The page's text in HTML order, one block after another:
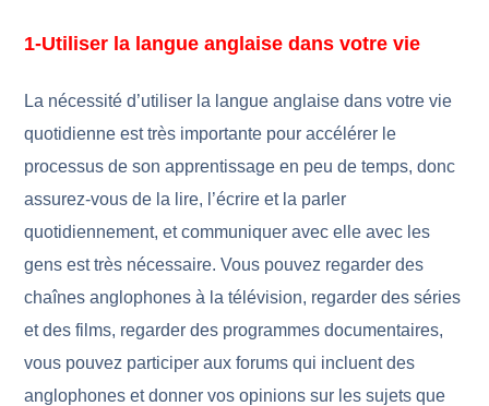
1-Utiliser la langue anglaise dans votre vie
La nécessité d’utiliser la langue anglaise dans votre vie
quotidienne est très importante pour accélérer le
processus de son apprentissage en peu de temps, donc
assurez-vous de la lire, l’écrire et la parler
quotidiennement, et communiquer avec elle avec les
gens est très nécessaire. Vous pouvez regarder des
chaînes anglophones à la télévision, regarder des séries
et des films, regarder des programmes documentaires,
vous pouvez participer aux forums qui incluent des
anglophones et donner vos opinions sur les sujets que